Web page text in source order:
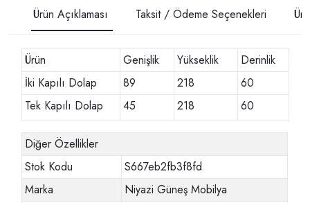
Ürün Açıklaması Taksit / Ödeme Seçenekleri
Ürün Genişlik Yükseklik
Derinlik
İki Kapılı Dolap
89 218
60
Tek Kapılı Dolap
45 218 60
Diğer Özellikler
Stok Kodu
S667eb2fb3f8fd
Marka
Niyazi Güneş Mobilya